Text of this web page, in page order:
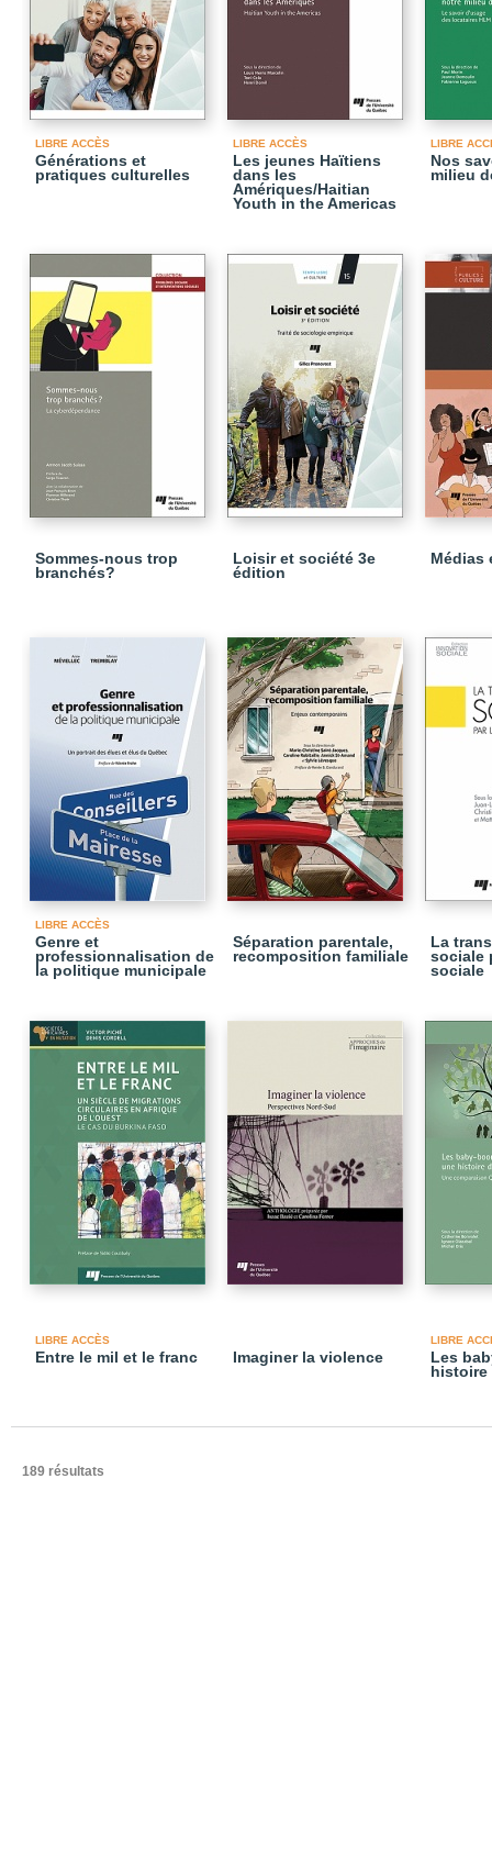
LIBRE ACCÈS
Générations et
pratiques culturelles
LIBRE ACCÈS
Les jeunes Haïtiens
dans les
Amériques/Haitian
Youth in the Americas
LIBRE
Nos
milieu
Sommes-nous trop
branchés?
Loisir et société 3e
édition
Médias
LIBRE ACCÈS
Genre et
professionnalisation de
la politique municipale
Séparation parentale,
recomposition familiale
La
sociale
sociale
LIBRE ACCÈS
Entre le mil et le franc Imaginer la violence
LIBRE
Les
histoire
189 résultats